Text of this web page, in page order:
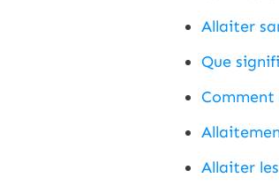
Allaiter
Que
Allaiter